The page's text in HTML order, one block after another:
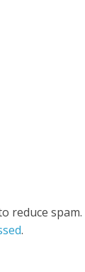
reduce spam.
.